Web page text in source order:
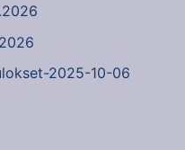
2025-10-06